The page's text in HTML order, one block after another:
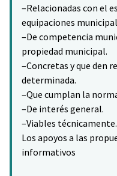
–Relacionadas con el
equipaciones
–De competencia
propiedad municipal.
–Concretas y que den
determinada.
–Que cumplan la
–De interés general.
–Viables técnicamente.
Los apoyos a las
informativos